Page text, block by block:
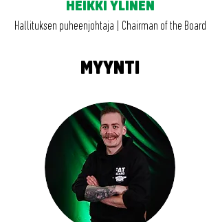
HEIKKI YLINEN
Hallituksen puheenjohtaja | Chairman of the Board
MYYNTI